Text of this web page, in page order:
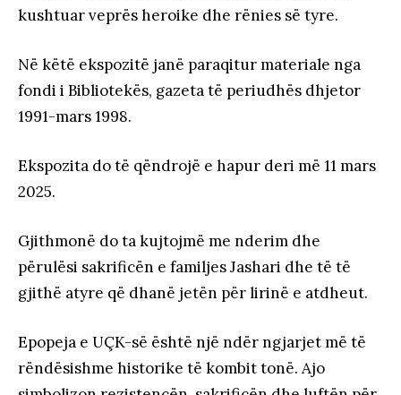
kushtuar veprës heroike dhe rënies së tyre.
Në këtë ekspozitë janë paraqitur materiale nga
fondi i Bibliotekës, gazeta të periudhës dhjetor
1991-mars 1998.
Ekspozita do të qëndrojë e hapur deri më 11 mars
2025.
Gjithmonë do ta kujtojmë me nderim dhe
përulësi sakrificën e familjes Jashari dhe të të
gjithë atyre që dhanë jetën për lirinë e atdheut.
Epopeja e UÇK-së është një ndër ngjarjet më të
rëndësishme historike të kombit tonë. Ajo